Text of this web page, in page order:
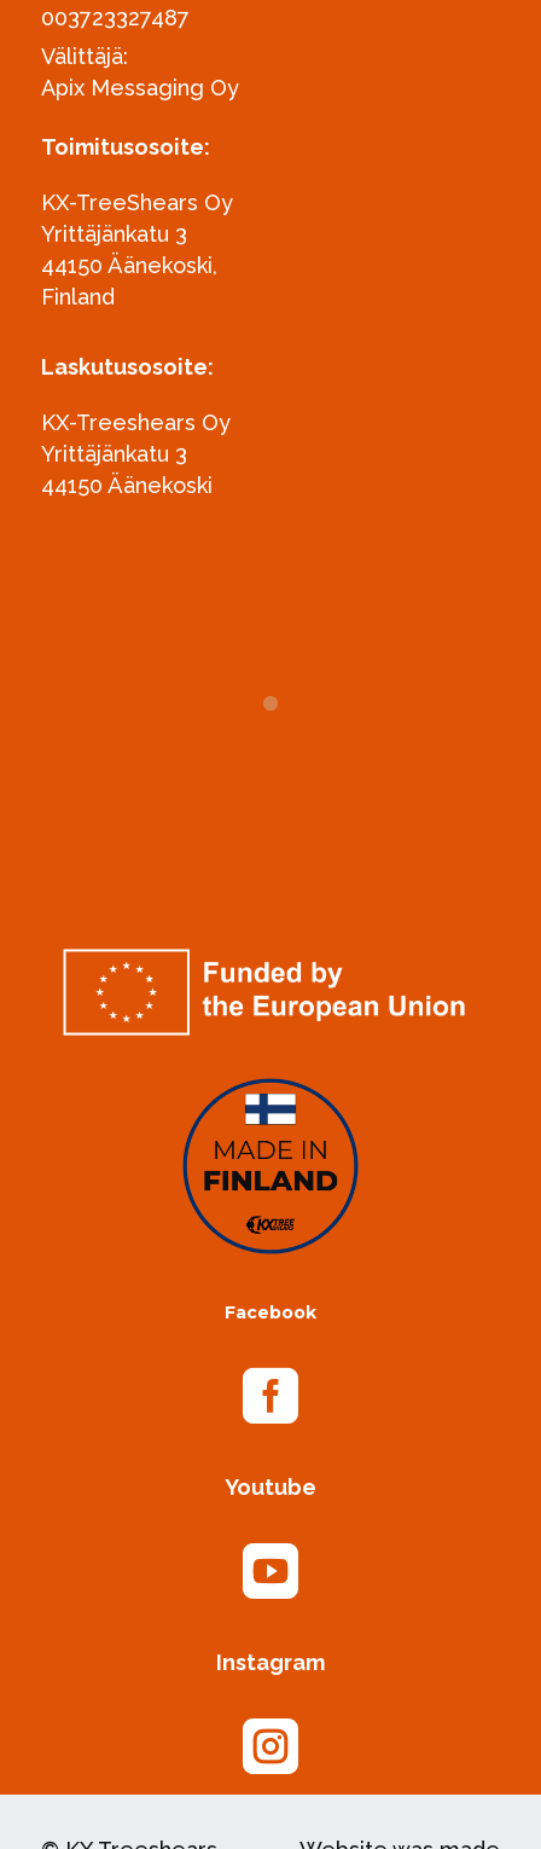
003723327487
Välittäjä:
Apix Messaging Oy
Toimitusosoite:
KX-TreeShears Oy
Yrittäjänkatu 3
44150 Äänekoski,
Finland
Laskutusosoite:
KX-Treeshears Oy
Yrittäjänkatu 3
44150 Äänekoski
Facebook

Youtube

Instagram
